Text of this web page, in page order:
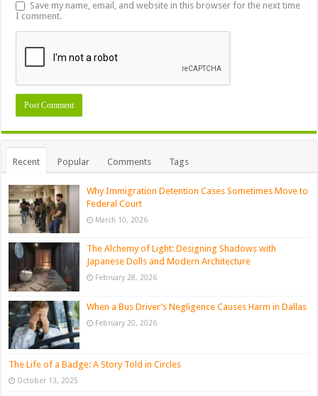
Save my name, email, and website in this browser for the next time
I comment.
Recent Popular Comments Tags
Why Immigration Detention Cases Sometimes Move to
Federal Court
March 10, 2026
The Alchemy of Light: Designing Shadows with
Japanese Dolls and Modern Architecture
February 28, 2026
When a Bus Driver’s Negligence Causes Harm in Dallas
February 20, 2026
The Life of a Badge: A Story Told in Circles
October 13, 2025